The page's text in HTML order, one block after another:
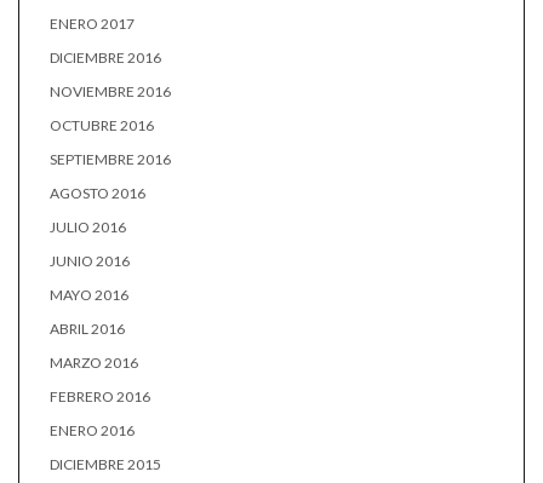
ENERO 2017
DICIEMBRE 2016
NOVIEMBRE 2016
OCTUBRE 2016
SEPTIEMBRE 2016
AGOSTO 2016
JULIO 2016
JUNIO 2016
MAYO 2016
ABRIL 2016
MARZO 2016
FEBRERO 2016
ENERO 2016
DICIEMBRE 2015